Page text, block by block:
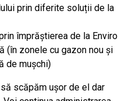
prin diferite soluții de la
împrăștierea de la Enviro
(în zonele cu gazon nou și
de mușchi)
scăpăm ușor de el dar